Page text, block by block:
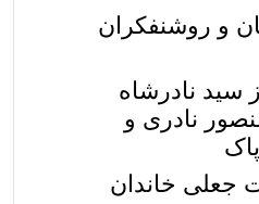
و روشنفکران
سید نادرشاه
نادری و
جعلی خاندان